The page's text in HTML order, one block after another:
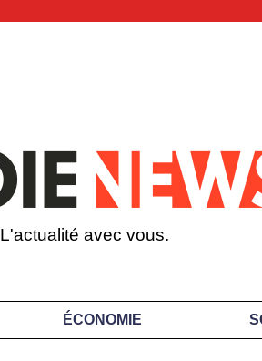
L'actualité avec vous.
ÉCONOMIE